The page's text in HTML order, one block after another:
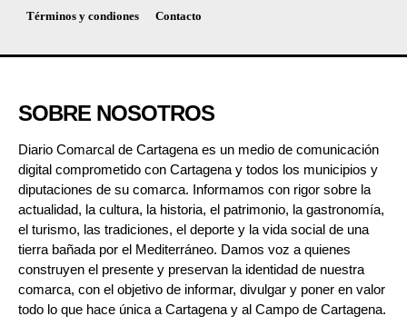
Términos y condiones Contacto
SOBRE NOSOTROS
Diario Comarcal de Cartagena es un medio de comunicación
digital comprometido con Cartagena y todos los municipios y
diputaciones de su comarca. Informamos con rigor sobre la
actualidad, la cultura, la historia, el patrimonio, la gastronomía,
el turismo, las tradiciones, el deporte y la vida social de una
tierra bañada por el Mediterráneo. Damos voz a quienes
construyen el presente y preservan la identidad de nuestra
comarca, con el objetivo de informar, divulgar y poner en valor
todo lo que hace única a Cartagena y al Campo de Cartagena.